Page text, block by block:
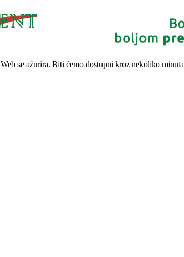
Web se ažurira. Biti ćemo dostupni kroz nekoliko minuta